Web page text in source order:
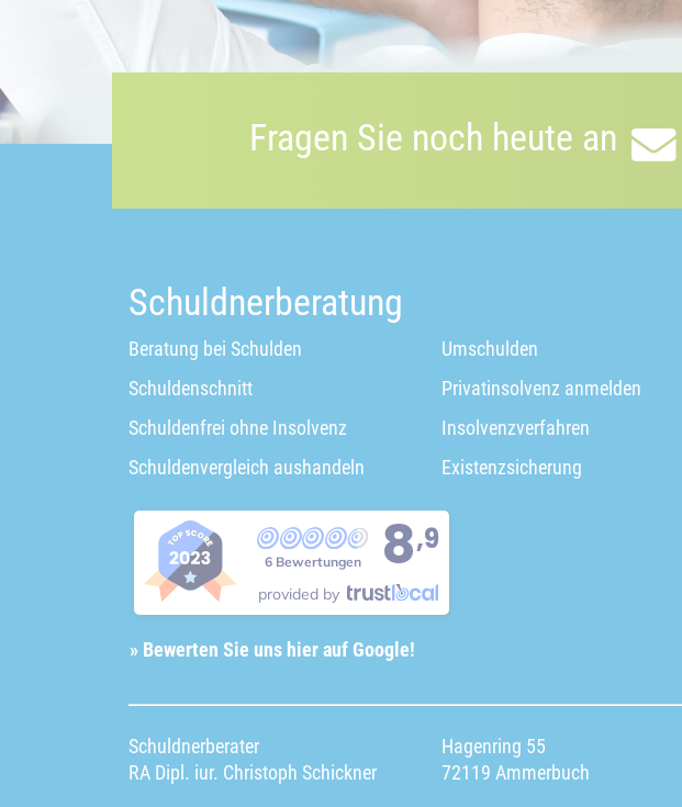
Fragen Sie noch heute an
Schuldnerberatung
Beratung bei Schulden
Schuldenschnitt
Schuldenfrei ohne Insolvenz
Schuldenvergleich aushandeln
Umschulden
Privatinsolvenz anmelden
Insolvenzverfahren
Existenzsicherung
6 Bewertungen 8,9
provided by
» Bewerten Sie uns hier auf Google!
Schuldnerberater
RA Dipl. iur. Christoph Schickner
Hagenring 55
72119 Ammerbuch